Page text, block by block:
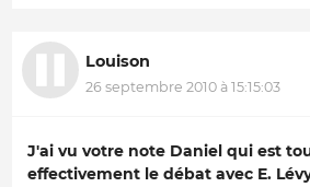
Louison
26 septembre 2010 à 15:15:03
J'ai vu votre note Daniel qui est
effectivement le débat avec E.